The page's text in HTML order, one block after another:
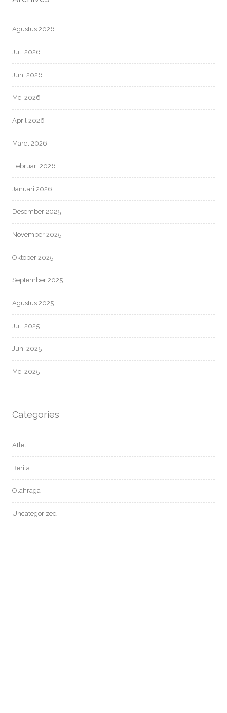
Agustus 2026
Juli 2026
Juni 2026
Mei 2026
April 2026
Maret 2026
Februari 2026
Januari 2026
Desember 2025
November 2025
Oktober 2025
September 2025
Agustus 2025
Juli 2025
Juni 2025
Mei 2025
Categories
Atlet
Berita
Olahraga
Uncategorized